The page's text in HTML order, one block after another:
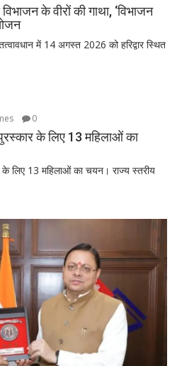
के वीरों की गाथा, ‘विभाजन
में 14 अगस्त 2026 को हरिद्वार स्थित
0
के लिए 13 महिलाओं का
के लिए 13 महिलाओं का चयन। राज्य स्तरीय